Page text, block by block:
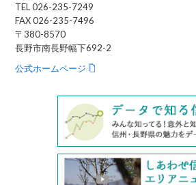
TEL 026-235-7249
FAX 026-235-7496
〒380-8570
長野市南長野幅下692-2
公式ホームページ